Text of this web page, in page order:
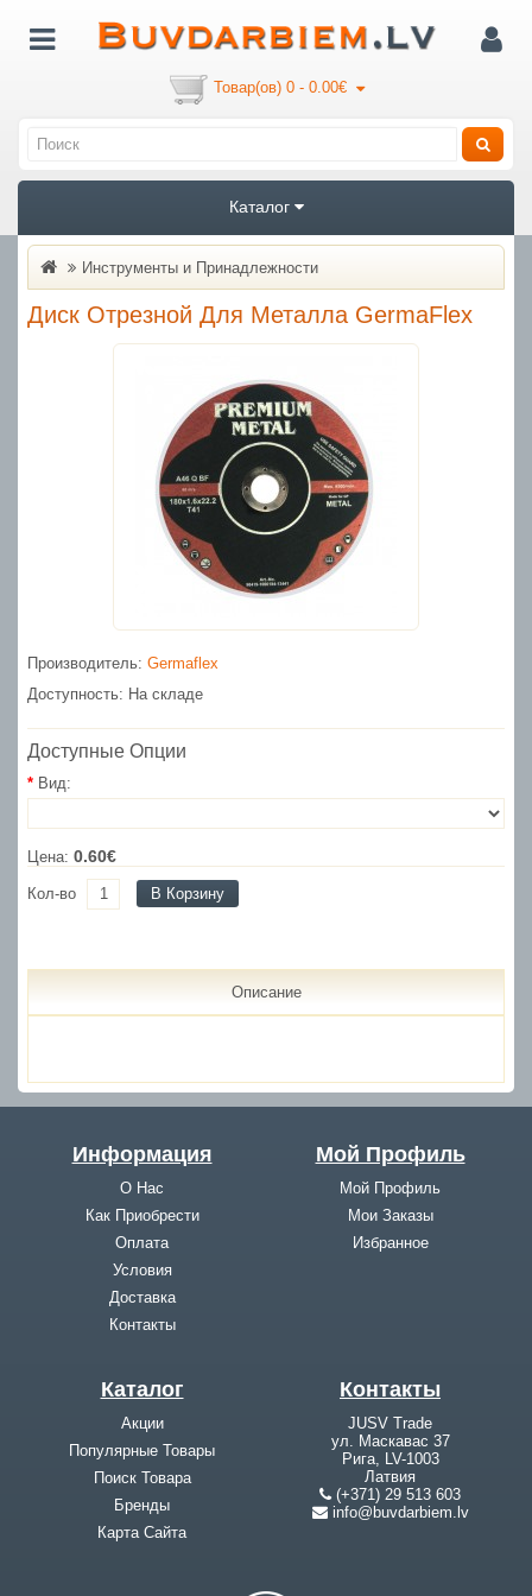
Товар(ов) 0 - 0.00€
Каталог
Инструменты и Принадлежности
Диск Отрезной Для Металла GermaFlex
Производитель: Germaflex
Доступность: На складе
Доступные Опции
Вид:
Цена: 0.60€
Кол-во В Корзину
Описание
Информация
О Нас
Как Приобрести
Оплата
Условия
Доставка
Контакты
Мой Профиль
Мой Профиль
Мои Заказы
Избранное
Каталог
Акции
Популярные Товары
Поиск Товара
Бренды
Карта Cайта
Контакты
JUSV Trade
ул. Маскавас 37
Рига, LV-1003
Латвия
(+371) 29 513 603
info@buvdarbiem.lv